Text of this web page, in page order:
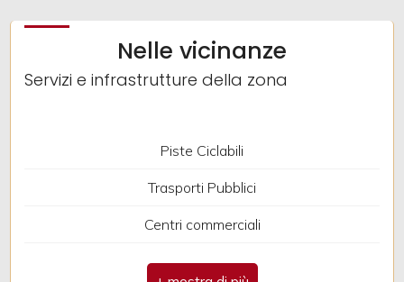
Nelle vicinanze
Servizi e infrastrutture della zona
Piste Ciclabili
Trasporti Pubblici
Centri commerciali
Posto auto/Box